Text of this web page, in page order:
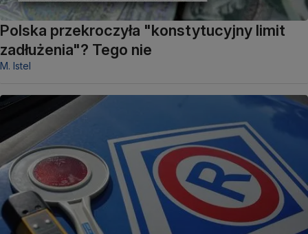
Polska przekroczyła "konstytucyjny limit
zadłużenia"? Tego nie
M. Istel